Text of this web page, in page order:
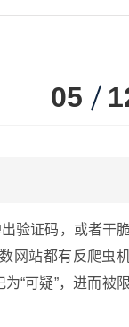
05
验证码，或者干
网站都有反爬虫
“可疑”，进而被限